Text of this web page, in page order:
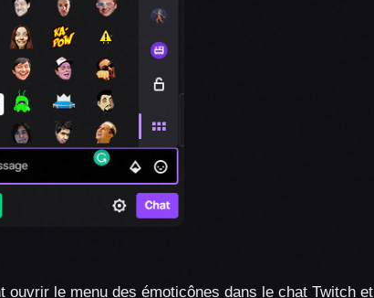
ouvrir le menu des émoticônes dans le chat Twitch